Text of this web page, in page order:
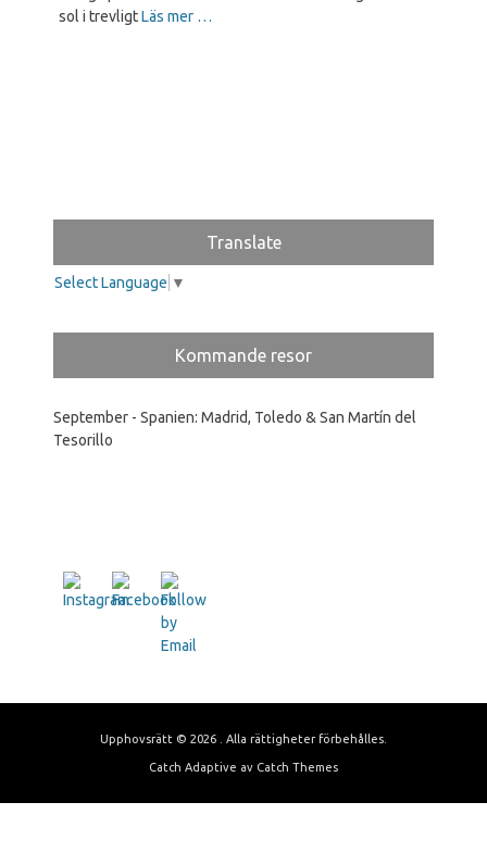
sol i trevligtLäs mer …
Translate
Select Language ▼
Kommande resor
September - Spanien: Madrid, Toledo & San Martín del
Tesorillo
Upphovsrätt © 2026 . Alla rättigheter förbehålles.
Catch Adaptive av Catch Themes